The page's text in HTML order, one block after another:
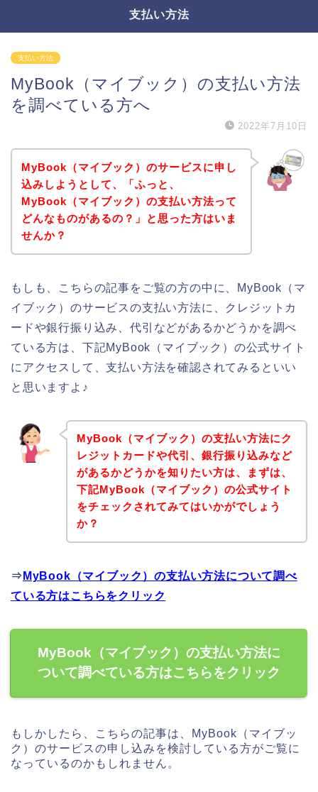
支払い方法
支払い方法
MyBook（マイブック）の支払い方法
を調べている方へ
2022年7月10日
MyBook（マイブック）のサービスに申し
込みしようとして、「ふっと、
MyBook（マイブック）の支払い方法って
どんなものがあるの？」と思った方はいま
せんか？
もしも、こちらの記事をご覧の方の中に、MyBook（マ
イブック）のサービスの支払い方法に、クレジットカ
ードや銀行振り込み、代引などがあるかどうかを調べ
ている方は、下記MyBook（マイブック）の公式サイト
にアクセスして、支払い方法を確認されてみるといい
と思いますよ♪
MyBook（マイブック）の支払い方法にク
レジットカードや代引、銀行振り込みなど
があるかどうかを知りたい方は、まずは、
下記MyBook（マイブック）の公式サイト
をチェックされてみてはいかがでしょう
か？
⇒ MyBook（マイブック）の支払い方法について調べ
ている方はこちらをクリック
MyBook（マイブック）の支払い方法に
ついて調べている方はこちらをクリック
もしかしたら、こちらの記事は、MyBook（マイブッ
ク）のサービスの申し込みを検討している方がご覧に
なっているのかもしれません。